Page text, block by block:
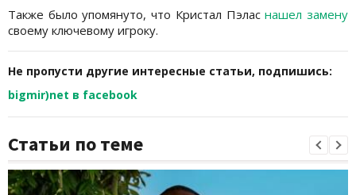
Также было упомянуто, что Кристал Пэласнашел замену
своему ключевому игроку.
Не пропусти другие интересные статьи, подпишись:
bigmir)net в facebook
Статьи по теме